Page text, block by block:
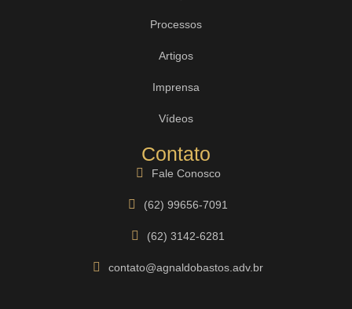
Processos
Artigos
Imprensa
Vídeos
Contato
Fale Conosco
(62) 99656-7091
(62) 3142-6281
contato@agnaldobastos.adv.br